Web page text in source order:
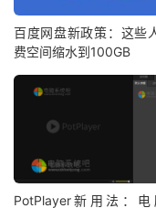
百度网盘新政策：这些
费空间缩水到100GB
PotPlayer新用法：